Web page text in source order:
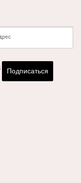
Подписаться